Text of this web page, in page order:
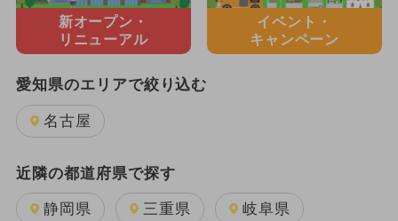
新オープン・
リニューアル
イベント・
キャンペーン
愛知県のエリアで絞り込む
名古屋
近隣の都道府県で探す
静岡県 三重県 岐阜県